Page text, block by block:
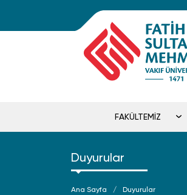
FAKÜLTEMİZ
Duyurular
Ana Sayfa Duyurular